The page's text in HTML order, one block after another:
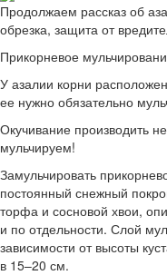
Продолжаем рассказ об
обрезка, защита от
Прикорневое
У азалии корни
ее нужно обязательно
Окучивание производить
мульчируем!
Замульчировать
постоянный снежный
торфа и сосновой хвои,
и по отдельности. Слой
зависимости от высоты
в 15–20 см.